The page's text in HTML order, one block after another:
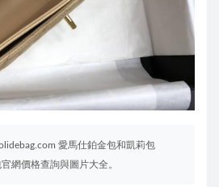
愛馬仕鉑金包和凱莉包
網價格查詢與圖片大全。